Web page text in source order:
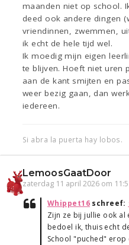
maanden niet op school.
deed ook andere dingen
vriendinnen, zwemmen,
ik echt de hele tijd wel.
Ik moedig mijn eigen
te blijven. Hoeft niet uren
aan de kant smijten en
weer bezig gaan, dan
iedereen.
Si abra la puerta hay lobos.
LemoosGaatDoor
zaterdag 11 april 2026 om
Whippet16schreef:
Zijn ze bij jullie ook al
bedoel ik, thuis echt
School "puched" erop